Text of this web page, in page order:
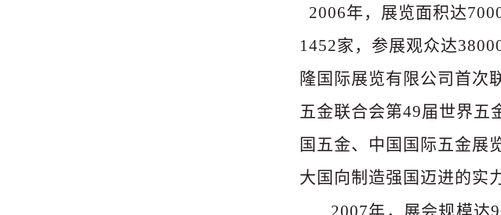
2006年，展览面积达
1452家 ， 参展观众达
隆国际展览有限公司首次
五金联合会第49届世界五
国五金、中国国际五金展
大国向制造强国迈进的实
2007年，展会规模达